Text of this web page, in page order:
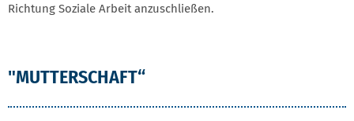
Richtung Soziale Arbeit anzuschließen.
"MUTTERSCHAFT“